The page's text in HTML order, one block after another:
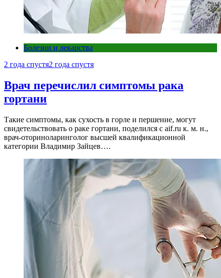
Болезни и лекарства
2 года спустя2 года спустя
Врач перечислил симптомы рака
гортани
Такие симптомы, как сухость в горле и першение, могут
свидетельствовать о раке гортани, поделился с aif.ru к. м. н.,
врач-оториноларинголог высшей квалификационной
категории Владимир Зайцев….